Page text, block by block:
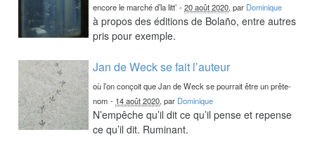
encore le marché d’la litt’ -20 août 2020, par Dominique
à propos des éditions de Bolaño, entre autres
pris pour exemple.
Jan de Weck se fait l’auteur
où l’on conçoit que Jan de Weck se pourrait être un prête-
nom - 14 août 2020, par Dominique
N’empêche qu’il dit ce qu’il pense et repense
ce qu’il dit. Ruminant.